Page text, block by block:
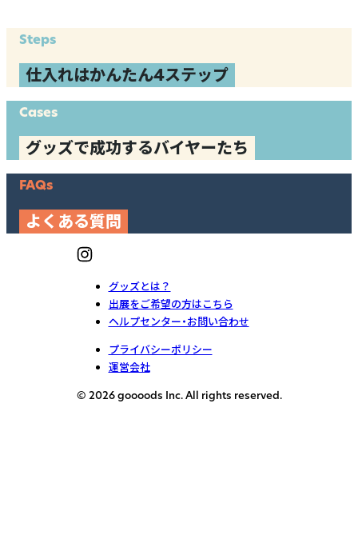
Steps
仕入れはかんたん4ステップ
Cases
グッズで成功するバイヤーたち
FAQs
よくある質問
グッズとは？
出展をご希望の方はこちら
ヘルプセンター・お問い合わせ
プライバシーポリシー
運営会社
© 2026 goooods Inc. All rights reserved.